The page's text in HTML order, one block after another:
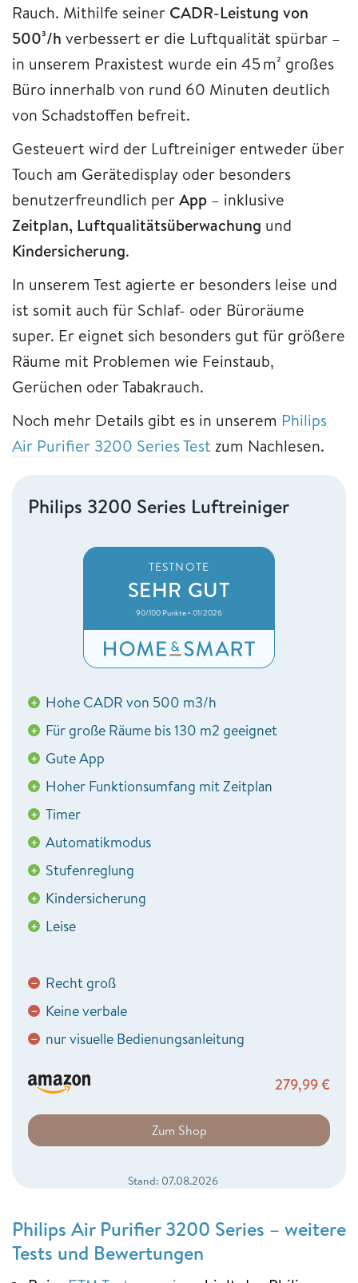
Rauch. Mithilfe seiner CADR-Leistung von
500³/h verbessert er die Luftqualität spürbar –
in unserem Praxistest wurde ein 45 m² großes
Büro innerhalb von rund 60 Minuten deutlich
von Schadstoffen befreit.
Gesteuert wird der Luftreiniger entweder über
Touch am Gerätedisplay oder besonders
benutzerfreundlich perApp – inklusive
Zeitplan, Luftqualitätsüberwachung und
Kindersicherung.
In unserem Test agierte er besonders leise und
ist somit auch für Schlaf- oder Büroräume
super. Er eignet sich besonders gut für größere
Räume mit Problemen wie Feinstaub,
Gerüchen oder Tabakrauch.
Noch mehr Details gibt es in unserem Philips
Air Purifier 3200 Series Test zum Nachlesen.
Philips 3200 Series Luftreiniger
TESTNOTE
SEHR GUT
90/100 Punkte • 01/2026
+ Hohe CADR von 500 m3/h
+ Für große Räume bis 130 m2 geeignet
+ Gute App
+ Hoher Funktionsumfang mit Zeitplan
+ Timer
+ Automatikmodus
+ Stufenreglung
+ Kindersicherung
+ Leise
− Recht groß
− Keine verbale
− nur visuelle Bedienungsanleitung
279,99€
Zum Shop
Stand: 07.08.2026
Philips Air Purifier 3200 Series – weitere
Tests und Bewertungen